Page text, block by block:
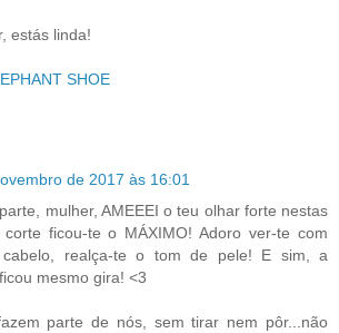
estás linda!
SHOE
de 2017 às 16:01
mulher, AMEEEI o teu olhar forte nestas
ficou-te o MÁXIMO! Adoro ver-te com
realça-te o tom de pele! E sim, a
mesmo gira! <3
parte de nós, sem tirar nem pôr...não